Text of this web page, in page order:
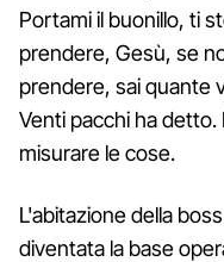
Portami il buonillo, ti
prendere, Gesù, se
prendere, sai quante
Venti pacchi ha detto.
misurare le cose.
L'abitazione della
diventata la base